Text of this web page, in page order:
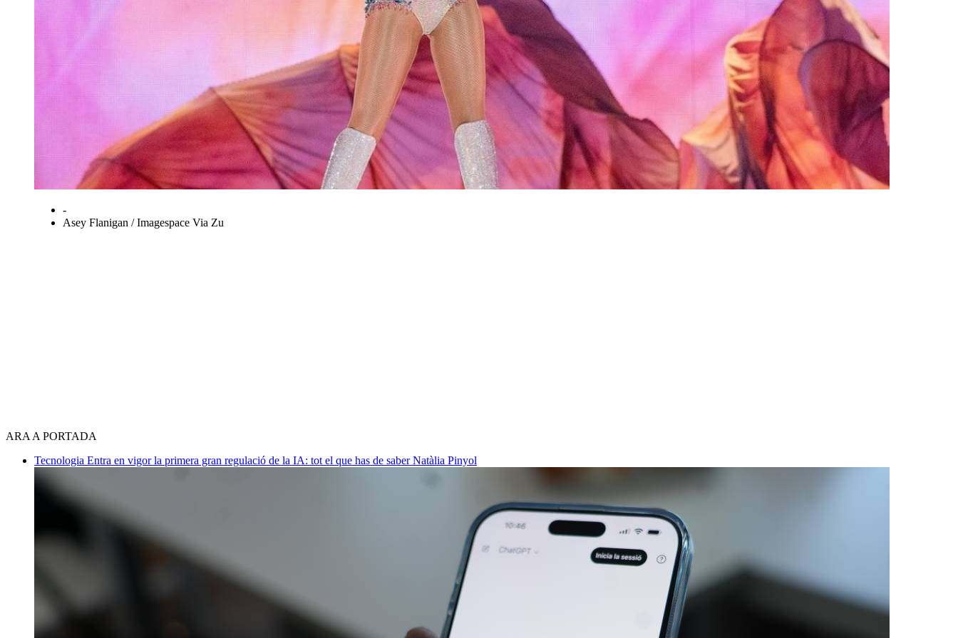
-
Asey Flanigan / Imagespace Via Zu
ARA A PORTADA
Tecnologia Entra en vigor la primera gran regulació de la IA: tot el que has de saberNatàlia Pinyol